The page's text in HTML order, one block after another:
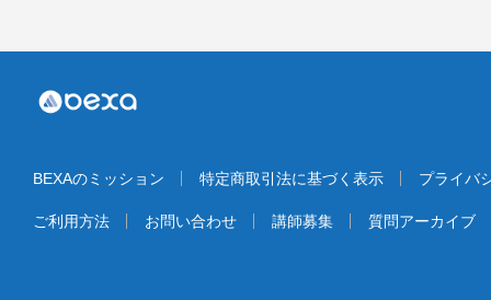
BEXAのミッション 特定商取引法に基づく表示 プライバ
ご利用方法 お問い合わせ 講師募集 質問アーカイブ